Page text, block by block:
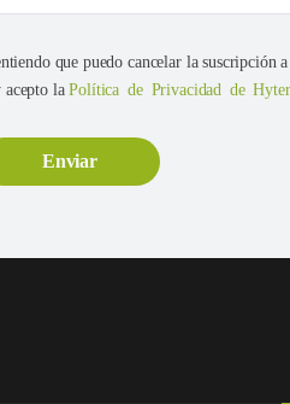
que puedo cancelar la suscripción
acepto laPolítica de Privacidad de